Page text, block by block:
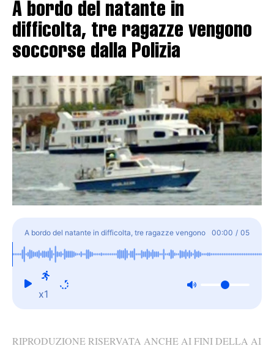
A bordo del natante in
difficolta, tre ragazze vengono
soccorse dalla Polizia
A bordo del natante in difficolta, tre ragazze vengono
soccorse dalla Polizia
00:00 / 05
x1
RIPRODUZIONE RISERVATA ANCHE AI FINI DELLA AI